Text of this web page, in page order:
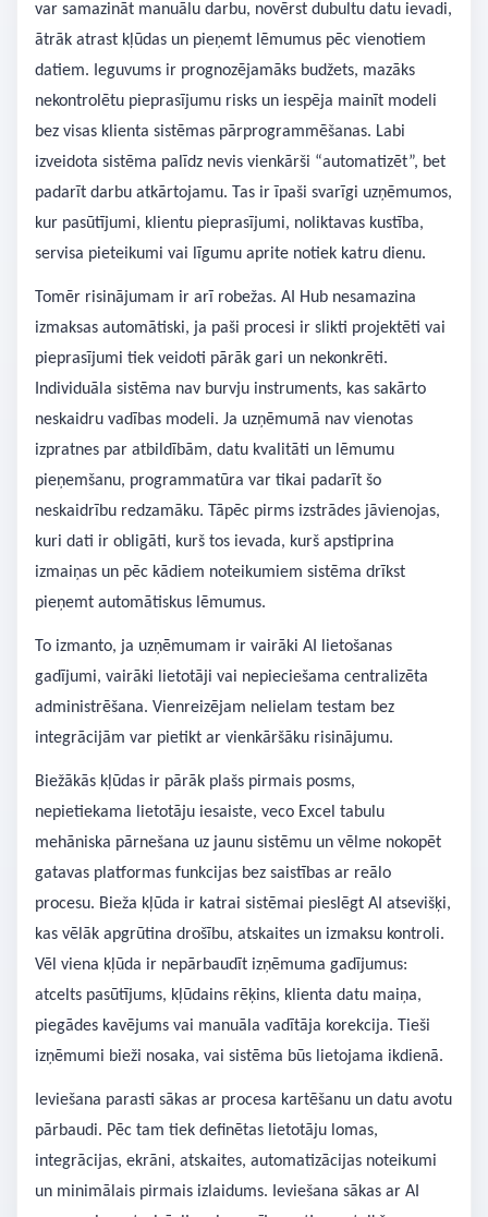
var samazināt manuālu darbu, novērst dubultu datu ievadi,
ātrāk atrast kļūdas un pieņemt lēmumus pēc vienotiem
datiem. Ieguvums ir prognozējamāks budžets, mazāks
nekontrolētu pieprasījumu risks un iespēja mainīt modeli
bez visas klienta sistēmas pārprogrammēšanas. Labi
izveidota sistēma palīdz nevis vienkārši “automatizēt”, bet
padarīt darbu atkārtojamu. Tas ir īpaši svarīgi uzņēmumos,
kur pasūtījumi, klientu pieprasījumi, noliktavas kustība,
servisa pieteikumi vai līgumu aprite notiek katru dienu.
Tomēr risinājumam ir arī robežas. AI Hub nesamazina
izmaksas automātiski, ja paši procesi ir slikti projektēti vai
pieprasījumi tiek veidoti pārāk gari un nekonkrēti.
Individuāla sistēma nav burvju instruments, kas sakārto
neskaidru vadības modeli. Ja uzņēmumā nav vienotas
izpratnes par atbildībām, datu kvalitāti un lēmumu
pieņemšanu, programmatūra var tikai padarīt šo
neskaidrību redzamāku. Tāpēc pirms izstrādes jāvienojas,
kuri dati ir obligāti, kurš tos ievada, kurš apstiprina
izmaiņas un pēc kādiem noteikumiem sistēma drīkst
pieņemt automātiskus lēmumus.
To izmanto, ja uzņēmumam ir vairāki AI lietošanas
gadījumi, vairāki lietotāji vai nepieciešama centralizēta
administrēšana. Vienreizējam nelielam testam bez
integrācijām var pietikt ar vienkāršāku risinājumu.
Biežākās kļūdas ir pārāk plašs pirmais posms,
nepietiekama lietotāju iesaiste, veco Excel tabulu
mehāniska pārnešana uz jaunu sistēmu un vēlme nokopēt
gatavas platformas funkcijas bez saistības ar reālo
procesu. Bieža kļūda ir katrai sistēmai pieslēgt AI atsevišķi,
kas vēlāk apgrūtina drošību, atskaites un izmaksu kontroli.
Vēl viena kļūda ir nepārbaudīt izņēmuma gadījumus:
atcelts pasūtījums, kļūdains rēķins, klienta datu maiņa,
piegādes kavējums vai manuāla vadītāja korekcija. Tieši
izņēmumi bieži nosaka, vai sistēma būs lietojama ikdienā.
Ieviešana parasti sākas ar procesa kartēšanu un datu avotu
pārbaudi. Pēc tam tiek definētas lietotāju lomas,
integrācijas, ekrāni, atskaites, automatizācijas noteikumi
un minimālais pirmais izlaidums. Ieviešana sākas ar AI